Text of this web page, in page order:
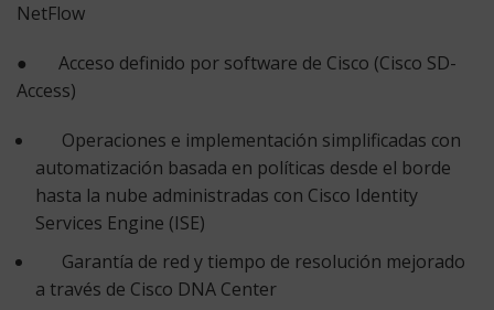
NetFlow
● Acceso definido por software de Cisco (Cisco SD-
Access)
Operaciones e implementación simplificadas con
automatización basada en políticas desde el borde
hasta la nube administradas con Cisco Identity
Services Engine (ISE)
Garantía de red y tiempo de resolución mejorado
a través de Cisco DNA Center